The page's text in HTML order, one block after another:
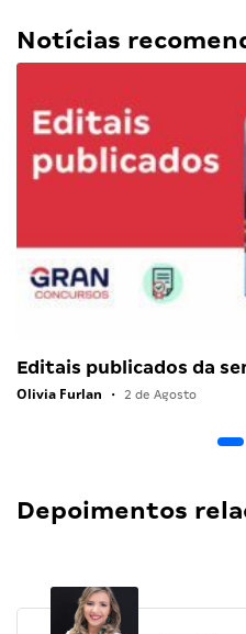
Notícias
Editais publicados da
Olivia Furlan • 2 de Agosto
Depoimentos